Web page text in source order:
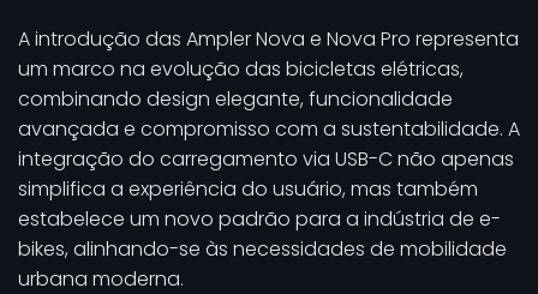
A introdução das Ampler Nova e Nova Pro representa
um marco na evolução das bicicletas elétricas,
combinando design elegante, funcionalidade
avançada e compromisso com a sustentabilidade. A
integração do carregamento via USB-C não apenas
simplifica a experiência do usuário, mas também
estabelece um novo padrão para a indústria de e-
bikes, alinhando-se às necessidades de mobilidade
urbana moderna.